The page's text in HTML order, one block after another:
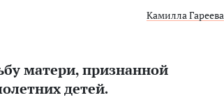
Камилла Гареева
матери, признанной
детей.